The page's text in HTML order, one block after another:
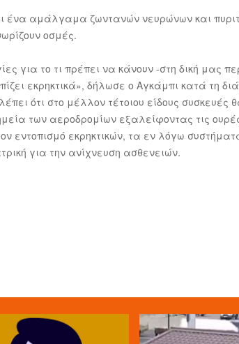
ένα αμάλγαμα ζωντανών νευρώνων και
οσμές.
για το τι πρέπει να κάνουν -στη δική μας
εκρηκτικά», δήλωσε ο Αγκάμπι κατά τη
ότι στο μέλλον τέτοιου είδους συσκευές
των αεροδρομίων εξαλείφοντας τις
εντοπισμό εκρηκτικών, τα εν λόγω
για την ανίχνευση ασθενειών.